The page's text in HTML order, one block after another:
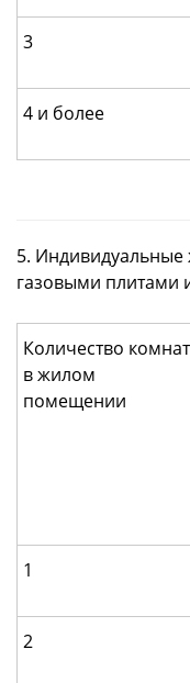
3
4 и более
5.
газовыми плитами
Количество комнат
в жилом
помещении
1
2